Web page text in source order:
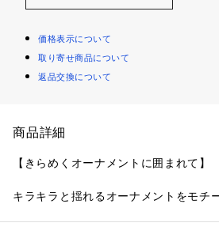
価格表示について
取り寄せ商品について
返品交換について
商品詳細
【きらめくオーナメントに囲まれて】
キラキラと揺れるオーナメントをモチ